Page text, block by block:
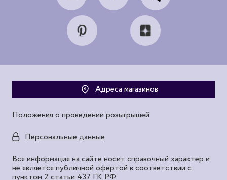
Адреса магазинов
Положения о проведении розыгрышей
Персональные данные
Вся информация на сайте носит справочный характер и
не является публичной офертой в соответствии с
пунктом 2 статьи 437 ГК РФ